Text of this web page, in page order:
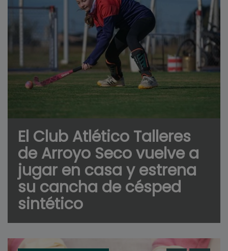
El Club Atlético Talleres
de Arroyo Seco vuelve a
jugar en casa y estrena
su cancha de césped
sintético